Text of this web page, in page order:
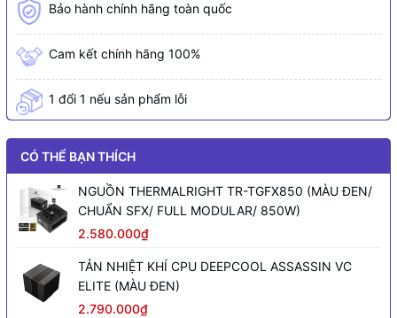
Bảo hành chính hãng toàn quốc
Cam kết chính hãng 100%
1 đổi 1 nếu sản phẩm lỗi
CÓ THỂ BẠN THÍCH
NGUỒN THERMALRIGHT TR-TGFX850 (MÀU ĐEN/
CHUẨN SFX/ FULL MODULAR/ 850W)
2.580.000₫
TẢN NHIỆT KHÍ CPU DEEPCOOL ASSASSIN VC
ELITE (MÀU ĐEN)
2.790.000₫